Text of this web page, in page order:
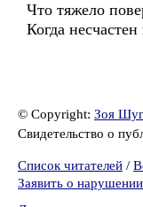
Что тяжело
Когда несчастен
© Copyright: Зоя
Свидетельство о
Список читателей /
Заявить о нарушении